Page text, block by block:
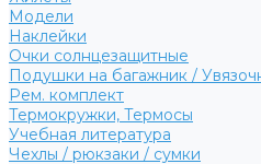
Модели
Наклейки
Очки солнцезащитные
Подушки на багажник /
Рем. комплект
Термокружки, Термосы
Учебная литература
Чехлы / рюкзаки / сумки